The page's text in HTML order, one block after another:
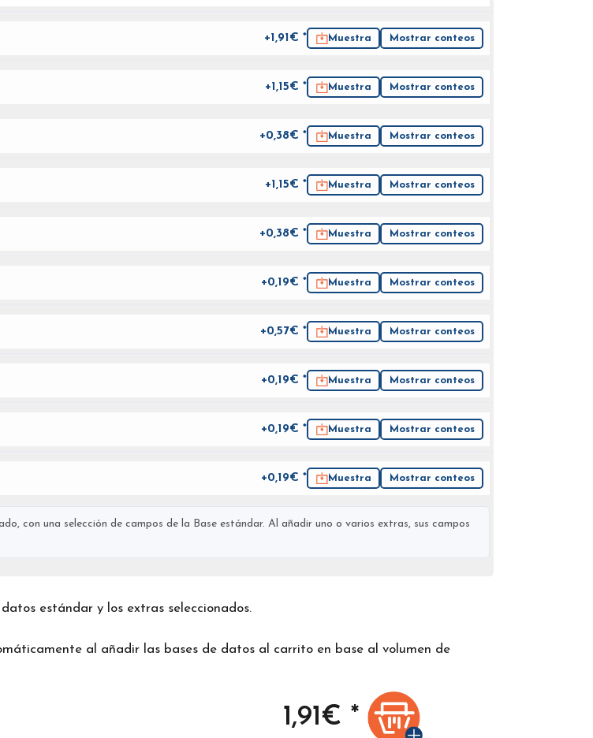
+1,91€ * Muestra Mostrar conteos
+1,15€ * Muestra Mostrar conteos
+0,38€ * Muestra Mostrar conteos
+1,15€ * Muestra Mostrar conteos
+0,38€ * Muestra Mostrar conteos
+0,19€ * Muestra Mostrar conteos
+0,57€ * Muestra Mostrar conteos
+0,19€ * Muestra Mostrar conteos
+0,19€ * Muestra Mostrar conteos
+0,19€ * Muestra Mostrar conteos
con una selección de campos de la Base estándar. Al añadir uno o varios extras, sus campos
estándar y los extras seleccionados.
al añadir las bases de datos al carrito en base al volumen de
1,91€ *